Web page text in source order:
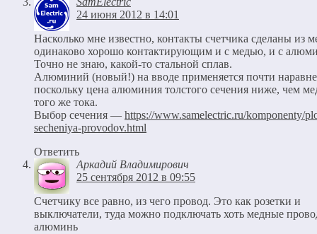
24 июня 2012 в 14:01
Насколько мне известно, контакты счетчика сделаны из
одинаково хорошо контактирующим и с медью, и с
Точно не знаю, какой-то стальной сплав.
Алюминий (новый!) на вводе применяется почти
поскольку цена алюминия толстого сечения ниже, чем
того же тока.
Выбор сечения — https://www.samelectric.ru/komponenty/
secheniya-provodov.html
Ответить
Аркадий Владимирович
25 сентября 2012 в 09:55
Счетчику все равно, из чего провод. Это как розетки и
выключатели, туда можно подключать хоть медные
алюминь